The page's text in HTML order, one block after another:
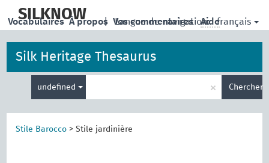
main
SILKNOW | Langue de navigation: français
Vocabulaires À propos Vos commentaires Aide
Silk Heritage Thesaurus
undefined
de
recherche
× Chercher
Stile Barocco >Stile jardinière